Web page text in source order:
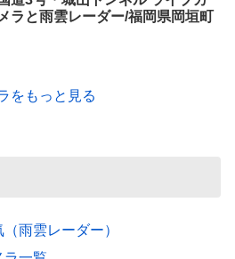
メラと雨雲レーダー/福岡県岡垣町
をもっと見る
雨雲レーダー）